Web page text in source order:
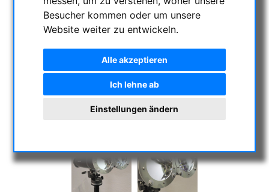
Besucher kommen oder um unsere
Website weiter zu entwickeln.
Alle akzeptieren
Ich lehne ab
Einstellungen ändern